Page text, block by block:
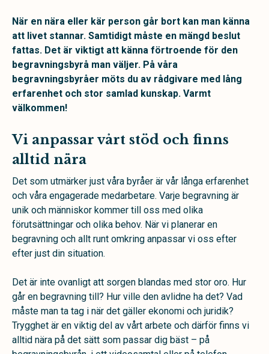
När en nära eller kär person går bort kan man känna
att livet stannar. Samtidigt måste en mängd beslut
fattas. Det är viktigt att känna förtroende för den
begravningsbyrå man väljer. På våra
begravningsbyråer möts du av rådgivare med lång
erfarenhet och stor samlad kunskap. Varmt
välkommen!
Vi anpassar vårt stöd och finns
alltid nära
Det som utmärker just våra byråer är vår långa erfarenhet
och våra engagerade medarbetare. Varje begravning är
unik och människor kommer till oss med olika
förutsättningar och olika behov. När vi planerar en
begravning och allt runt omkring anpassar vi oss efter
efter just din situation.
Det är inte ovanligt att sorgen blandas med stor oro. Hur
går en begravning till? Hur ville den avlidne ha det? Vad
måste man ta tag i när det gäller ekonomi och juridik?
Trygghet är en viktig del av vårt arbete och därför finns vi
alltid nära på det sätt som passar dig bäst – på